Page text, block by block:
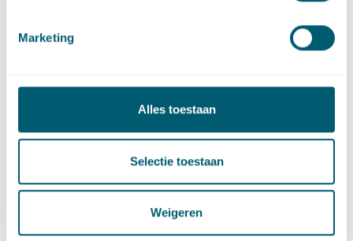
Marketing
Alles toestaan
Selectie toestaan
Weigeren
Bestuursrecht
Gemeentewet: sluiting woning bij beschieting of
25 oktober 2023 · Bob Jaasma en Marie-Lise Sluijter
Bestuursrecht · Openbare orde en ondermijning · Awb